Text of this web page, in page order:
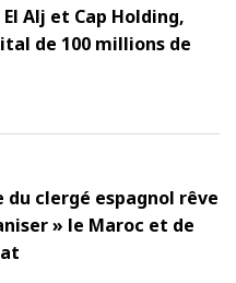
Alj et Cap Holding,
de 100 millions de
du clergé espagnol rêve
» le Maroc et de